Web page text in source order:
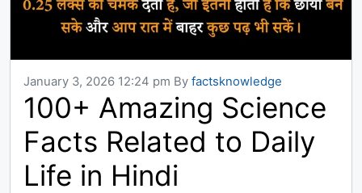
January 3, 2026 12:24 pm By factsknowledge
100+ Amazing Science
Facts Related to Daily
Life in Hindi